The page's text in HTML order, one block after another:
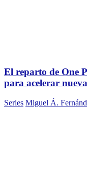
El reparto de One
para acelerar
Series Miguel Á.